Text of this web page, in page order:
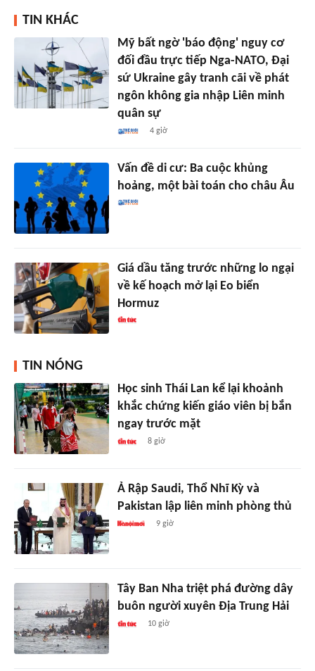
TIN KHÁC
Mỹ bất ngờ 'báo động' nguy cơ
đối đầu trực tiếp Nga-NATO, Đại
sứ Ukraine gây tranh cãi về phát
ngôn không gia nhập Liên minh
quân sự
4 giờ
Vấn đề di cư: Ba cuộc khủng
hoảng, một bài toán cho châu Âu
Giá dầu tăng trước những lo ngại
về kế hoạch mở lại Eo biển
Hormuz
TIN NÓNG
Học sinh Thái Lan kể lại khoảnh
khắc chứng kiến giáo viên bị bắn
ngay trước mặt
8 giờ
Ả Rập Saudi, Thổ Nhĩ Kỳ và
Pakistan lập liên minh phòng thủ
9 giờ
Tây Ban Nha triệt phá đường dây
buôn người xuyên Địa Trung Hải
10 giờ